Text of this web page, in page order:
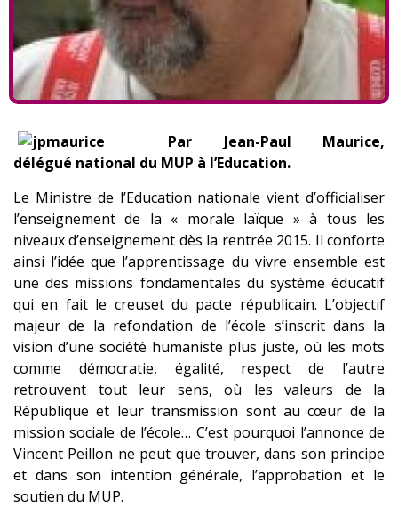
Par Jean-Paul Maurice,
délégué national du MUP à l’Education.
Le Ministre de l’Education nationale vient d’officialiser
l’enseignement de la « morale laïque » à tous les
niveaux d’enseignement dès la rentrée 2015. Il conforte
ainsi l’idée que l’apprentissage du vivre ensemble est
une des missions fondamentales du système éducatif
qui en fait le creuset du pacte républicain. L’objectif
majeur de la refondation de l’école s’inscrit dans la
vision d’une société humaniste plus juste, où les mots
comme démocratie, égalité, respect de l’autre
retrouvent tout leur sens, où les valeurs de la
République et leur transmission sont au cœur de la
mission sociale de l’école… C’est pourquoi l’annonce de
Vincent Peillon ne peut que trouver, dans son principe
et dans son intention générale, l’approbation et le
soutien du MUP.